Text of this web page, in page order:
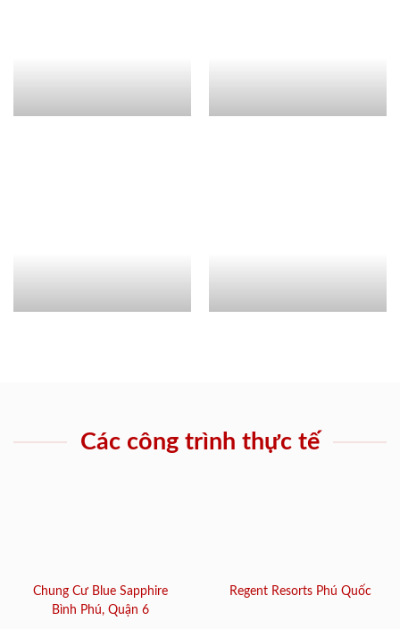
Các công trình thực tế
Chung Cư Blue Sapphire
Bình Phú, Quận 6
Regent Resorts Phú Quốc